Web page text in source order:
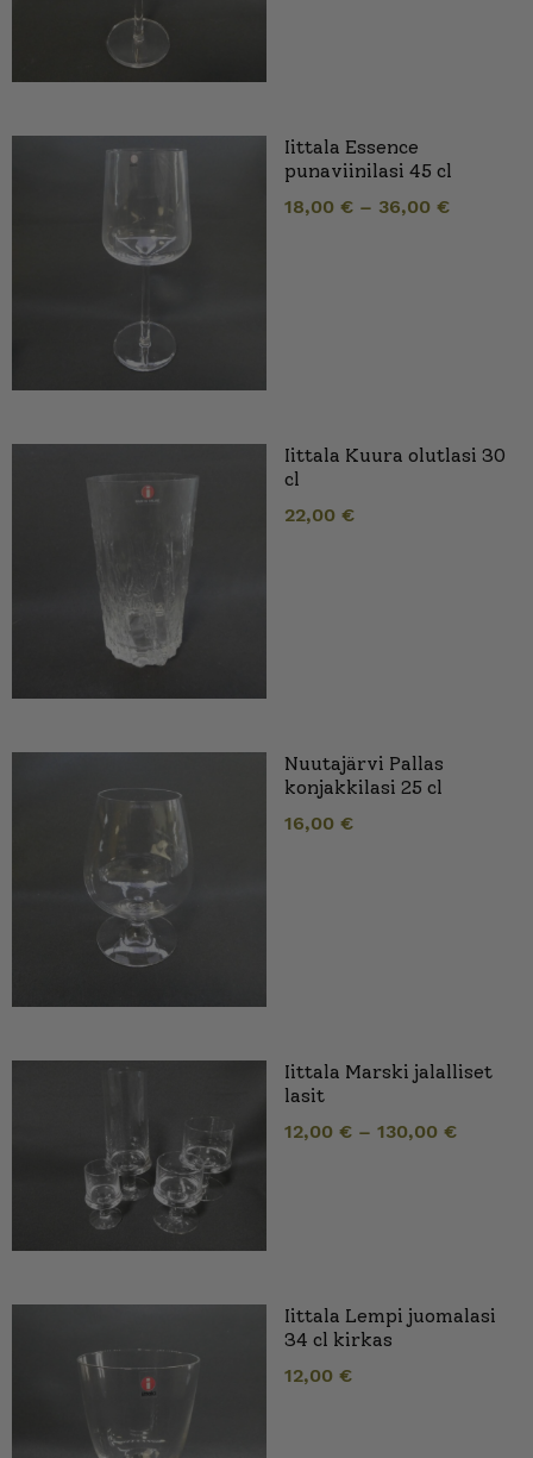
Iittala Essence
punaviinilasi 45 cl
18,00 € – 36,00 €
Iittala Kuura olutlasi 30
cl
22,00 €
Nuutajärvi Pallas
konjakkilasi 25 cl
16,00 €
Iittala Marski jalalliset
lasit
12,00 € – 130,00 €
Iittala Lempi juomalasi
34 cl kirkas
12,00 €